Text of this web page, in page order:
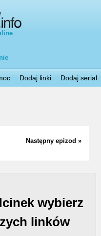
Dodaj linki Dodaj serial
Następny epizod »
wybierz
linków